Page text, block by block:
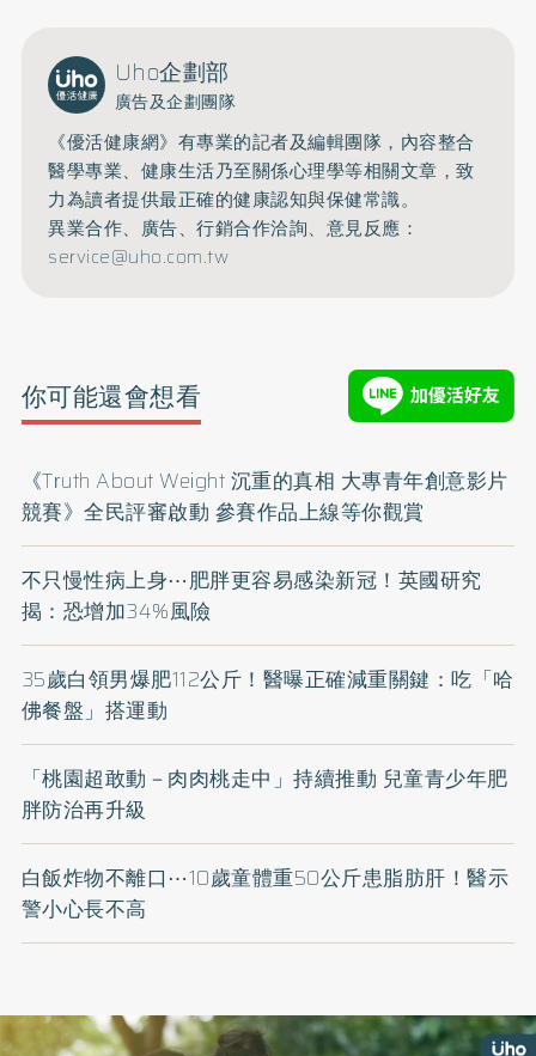
Uho企劃部
廣告及企劃團隊
《優活健康網》有專業的記者及編輯團隊，內容整合
醫學專業、健康生活乃至關係心理學等相關文章，致
力為讀者提供最正確的健康認知與保健常識。
異業合作、廣告、行銷合作洽詢、意見反應：
service@uho.com.tw
你可能還會想看
《Truth About Weight 沉重的真相 大專青年創意影片
競賽》全民評審啟動 參賽作品上線等你觀賞
不只慢性病上身⋯肥胖更容易感染新冠！英國研究
揭：恐增加34%風險
35歲白領男爆肥112公斤！醫曝正確減重關鍵：吃「哈
佛餐盤」搭運動
「桃園超敢動－肉肉桃走中」持續推動 兒童青少年肥
胖防治再升級
白飯炸物不離口⋯10歲童體重50公斤患脂肪肝！醫示
警小心長不高